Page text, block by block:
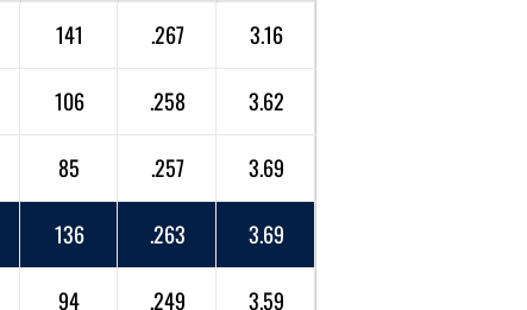
141 .267 3.16
106 .258 3.62
85 .257 3.69
136 .263 3.69
94 .249 3.59